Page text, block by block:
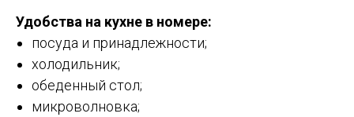
Удобства на кухне в номере:
посуда и принадлежности;
холодильник;
обеденный стол;
микроволновка;